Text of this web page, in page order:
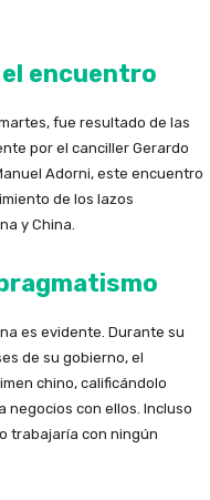
encuentro
fue resultado de las
por el canciller Gerardo
Adorni, este encuentro
de los lazos
y China.
es evidente. Durante su
de su gobierno, el
chino, calificándolo
negocios con ellos. Incluso
trabajaría con ningún